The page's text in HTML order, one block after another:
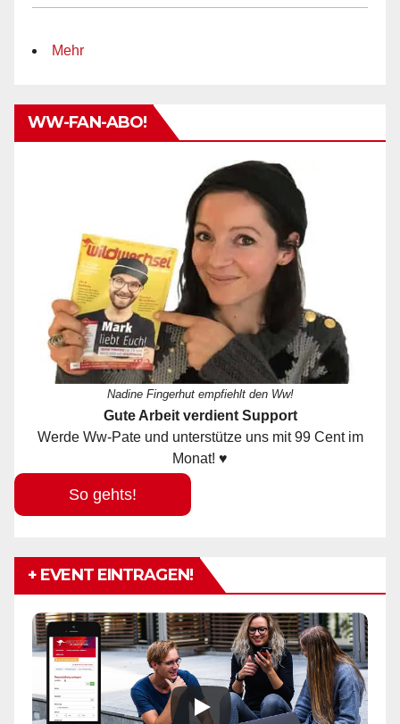
Mehr
WW-FAN-ABO!
Nadine Fingerhut empfiehlt den Ww!
Gute Arbeit verdient Support
Werde Ww-Pate und unterstütze uns mit 99 Cent im
Monat! ♥
So gehts!
+ EVENT EINTRAGEN!